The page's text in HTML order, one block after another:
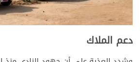
دعم الملاك